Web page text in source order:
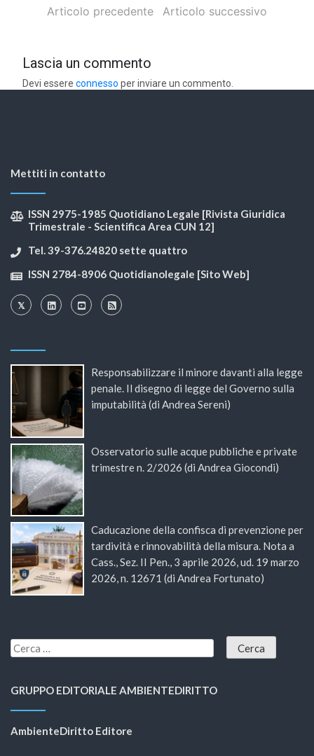
Articolo precedente Articolo successivo
Lascia un commento
Devi essereconnesso per inviare un commento.
Mettiti in contatto
ISSN 2975-1985 Quotidiano Legale [Rivista Giuridica
Trimestrale - Scientifica Area CUN 12]
Tel. 39-376.24820 sette quattro
ISSN 2784-8906 Quotidianolegale [Sito Web]
Responsabilizzare il minore davanti alla legge
penale. Il disegno di legge del Governo sulla
imputabilità (di Andrea Sereni)
Osservatorio sulle acque pubbliche e private
trimestre n. 2/2026 (di Andrea Giocondi)
Caducazione della confisca di prevenzione per
tardività e rinnovabilità della misura. Nota a
Cass., Sez. II Pen., 3 aprile 2026, ud. 19 marzo
2026, n. 12671 (di Andrea Fortunato)
GRUPPO EDITORIALE AMBIENTEDIRITTO
AmbienteDiritto Editore